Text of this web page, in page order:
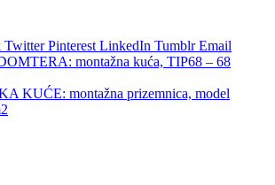
Twitter Pinterest LinkedIn Tumblr Email
montažna kuća, TIP68 – 68
KUĆE: montažna prizemnica, model